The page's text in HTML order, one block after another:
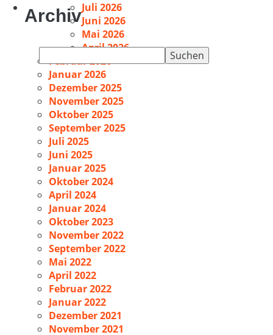
nach:
ArchivJuli 2026
Juni 2026
Mai 2026
April 2026
Februar 2026
Januar 2026
Dezember 2025
November 2025
Oktober 2025
September 2025
Juli 2025
Juni 2025
Januar 2025
Oktober 2024
April 2024
Januar 2024
Oktober 2023
November 2022
September 2022
Mai 2022
April 2022
Februar 2022
Januar 2022
Dezember 2021
November 2021